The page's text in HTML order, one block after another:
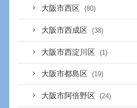
大阪市西区 (80)
大阪市西成区 (38)
大阪市西淀川区 (1)
大阪市都島区 (19)
大阪市阿倍野区 (24)